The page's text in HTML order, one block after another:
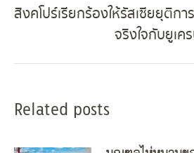
Next
post:
สิงคโปร์เรียกร้องให้รัสเซียยุติกา
จริงใจกับยูเค
Related posts